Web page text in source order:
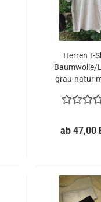
Her­ren T-​
Baum­wol­le/
grau-​natur
ab 47,00